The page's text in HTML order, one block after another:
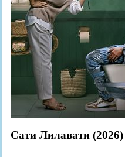
Сати Лилавати (2026)